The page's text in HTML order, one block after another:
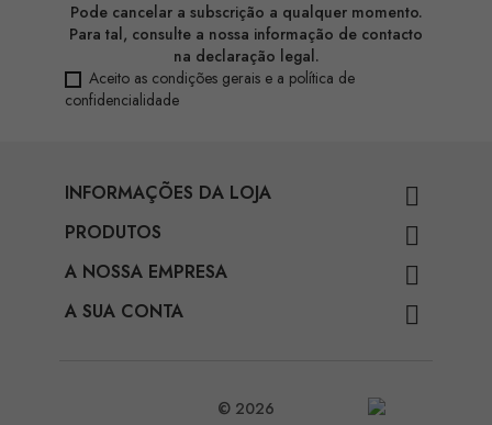
Pode cancelar a subscrição a qualquer momento.
Para tal, consulte a nossa informação de contacto
na declaração legal.
Aceito as condições gerais e a política de
confidencialidade
INFORMAÇÕES DA LOJA 
PRODUTOS 
A NOSSA EMPRESA 
A SUA CONTA 
© 2026